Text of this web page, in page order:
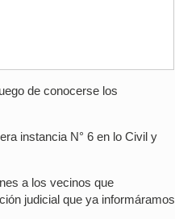
de conocerse los
instancia N° 6 en lo Civil y
a los vecinos que
judicial que ya informáramos